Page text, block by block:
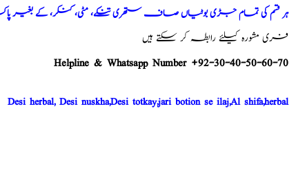
ہر قسم کی تمام جڑی بوٹیاں صاف ستھری تنکے، مٹی، کنکر، کے بغیر
فری مشورہ کیلئے رابطہ کر سکتے ہیں
Helpline & Whatsapp Number +92-30-40-50-60-70
Desi herbal, Desi nuskha,Desi totkay,jari botion se ilaj,Al shifa,herbal